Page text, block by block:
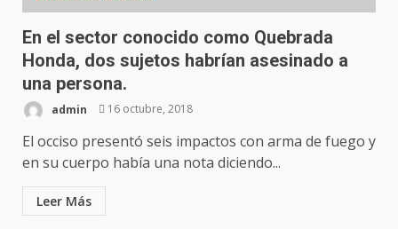
En el sector conocido como Quebrada
Honda, dos sujetos habrían asesinado a
una persona.
admin 16 octubre, 2018
El occiso presentó seis impactos con arma de fuego y
en su cuerpo había una nota diciendo...
Leer Más